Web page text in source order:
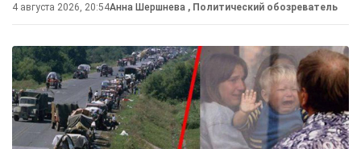
4 августа 2026, 20:54Анна Шершнева , Политический обозреватель